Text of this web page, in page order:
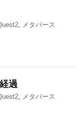
, メタバース
過
, メタバース